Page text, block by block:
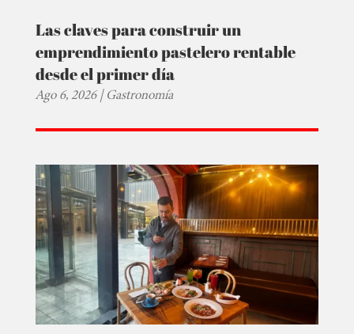
Las claves para construir un
emprendimiento pastelero rentable
desde el primer día
Ago 6, 2026|Gastronomía